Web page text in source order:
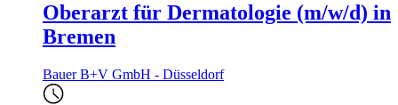
Oberarzt für Dermatologie (m/w/d) in
Bremen
Bauer B+V GmbH - Düsseldorf